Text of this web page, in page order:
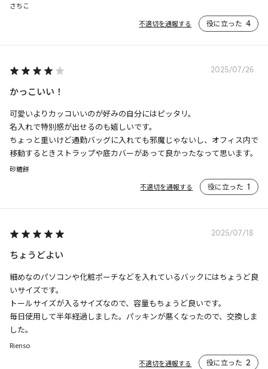
さちこ
不適切を通報する
役に立った 4
2025/07/26
かっこいい！
可愛いよりカッコいいのが好みの自分にはピッタリ。
名入れで特別感が出せるのも嬉しいです。
ちょっと重いけど通勤バッグに入れても邪魔じゃないし、オフィス内で
移動するときストラップや底カバーがあって良かったなって思います。
砂糖餅
不適切を通報する
役に立った 1
2025/07/18
ちょうどよい
細めなのパソコンや化粧ポーチなどを入れているバックにはちょうど良
いサイズです。
トールサイズが入るサイズなので、容量もちょうど良いです。
毎日使用して半年経過しました。パッキンが悪くなったので、交換しま
した。
Rienso
不適切を通報する
役に立った 2